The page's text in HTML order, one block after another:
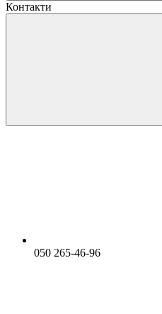
Контакти
050 265-46-96